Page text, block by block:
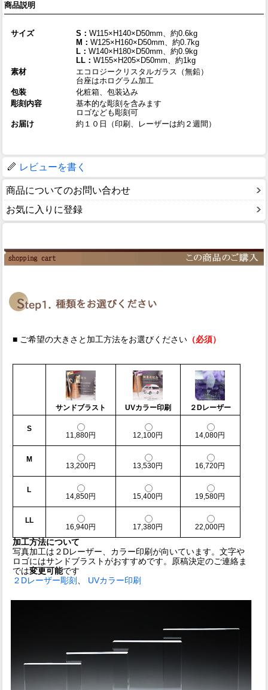
商品説明
サイズ S： W115×H140×D50mm、約0.6kg
M： W125×H160×D50mm、約0.7kg
L： W140×H180×D50mm、約0.9kg
LL： W155×H205×D50mm、約1kg
素材
エコロジークリスタルガラス（無鉛）
台座はホログラム加工
包装
化粧箱、包装込み
彫刻内容
基本的な彫刻を含みます
ロゴなども彫刻可
お届け
約１０日（印刷、レーザーは約２週間）
レビューを書く
商品についてのお問い合わせ
お気に入りに登録
■ ご希望の大きさと加工方法をお選びください（必須）
サンドブラスト UVカラー印刷 ２Dレーザー
S
11,880円 12,100円 14,080円
M
13,200円 13,530円 16,720円
L
14,850円 15,400円 19,580円
LL
16,940円 17,380円 22,000円
加工方法について
写真加工は２Dレーザー、カラー印刷が向いています。文字や
ロゴにはサンドブラストがおすすめです。原稿決定のご連絡ま
では変更可能です
２Dレーザー彫刻
UVカラー印刷